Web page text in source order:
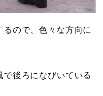
るので、色々な方向に
後ろになびいている